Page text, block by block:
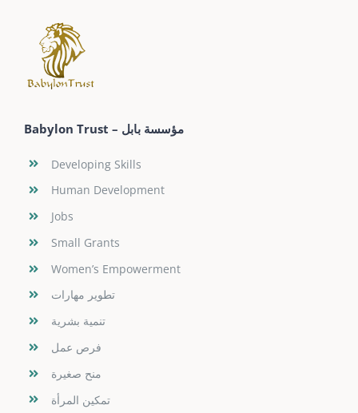
Babylon Trust – مؤسسة بابل
Developing Skills
Human Development
Jobs
Small Grants
Women’s Empowerment
تطوير مهارات
تنمية بشرية
فرص عمل
منح صغيرة
تمكين المرأة